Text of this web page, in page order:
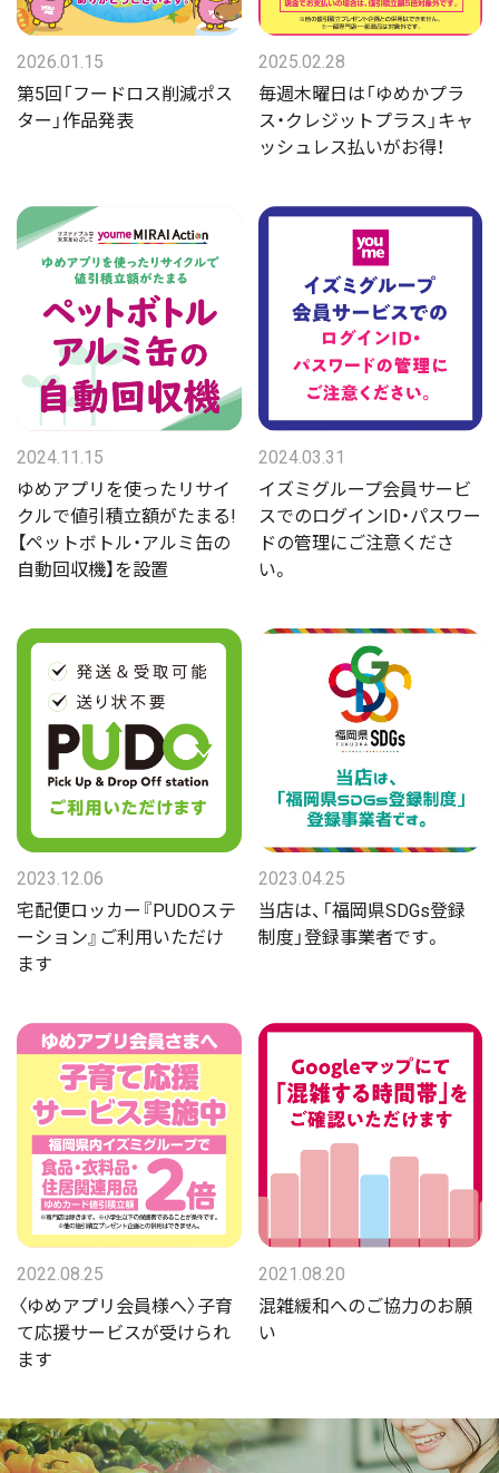
2026.01.15
第5回「フードロス削減ポス
ター」作品発表
2025.02.28
毎週木曜日は「ゆめかプラ
ス・クレジットプラス」キャ
ッシュレス払いがお得！
2024.11.15
ゆめアプリを使ったリサイ
クルで値引積立額がたまる!
【ペットボトル・アルミ缶の
自動回収機】を設置
2024.03.31
イズミグループ会員サービ
スでのログインID・パスワー
ドの管理にご注意くださ
い。
2023.12.06
宅配便ロッカー『PUDOステ
ーション』ご利用いただけ
ます
2023.04.25
当店は、「福岡県SDGs登録
制度」登録事業者です。
2022.08.25
〈ゆめアプリ会員様へ〉子育
て応援サービスが受けられ
ます
2021.08.20
混雑緩和へのご協力のお願
い